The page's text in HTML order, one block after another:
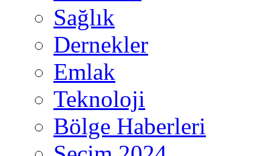
Sağlık
Dernekler
Emlak
Teknoloji
Bölge Haberleri